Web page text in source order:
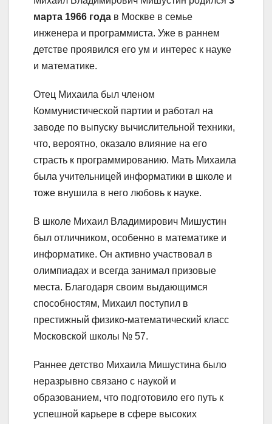
марта 1966 года в Москве в семье
инженера и программиста. Уже в раннем
детстве проявился его ум и интерес к науке
и математике.
Отец Михаила был членом
Коммунистической партии и работал на
заводе по выпуску вычислительной техники,
что, вероятно, оказало влияние на его
страсть к программированию. Мать Михаила
была учительницей информатики в школе и
тоже внушила в него любовь к науке.
В школе Михаил Владимирович Мишустин
был отличником, особенно в математике и
информатике. Он активно участвовал в
олимпиадах и всегда занимал призовые
места. Благодаря своим выдающимся
способностям, Михаил поступил в
престижный физико-математический класс
Московской школы № 57.
Раннее детство Михаила Мишустина было
неразрывно связано с наукой и
образованием, что подготовило его путь к
успешной карьере в сфере высоких